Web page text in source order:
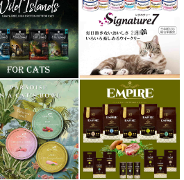
HEADS
ッシュ Byotrol